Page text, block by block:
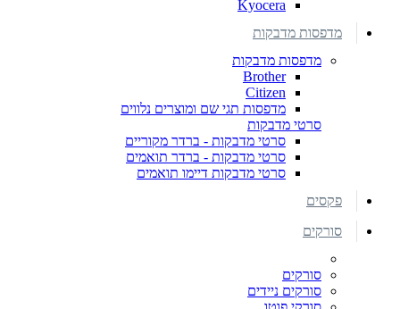
Kyocera
מדפסות מדבקות
מדפסות מדבקות
Brother
Citizen
מדפסות תגי שם ומוצרים נלווים
סרטי מדבקות
סרטי מדבקות - ברדר מקוריים
סרטי מדבקות - ברדר תואמים
סרטי מדבקות דיימו תואמים
פקסים
סורקים
סורקים
סורקים ניידים